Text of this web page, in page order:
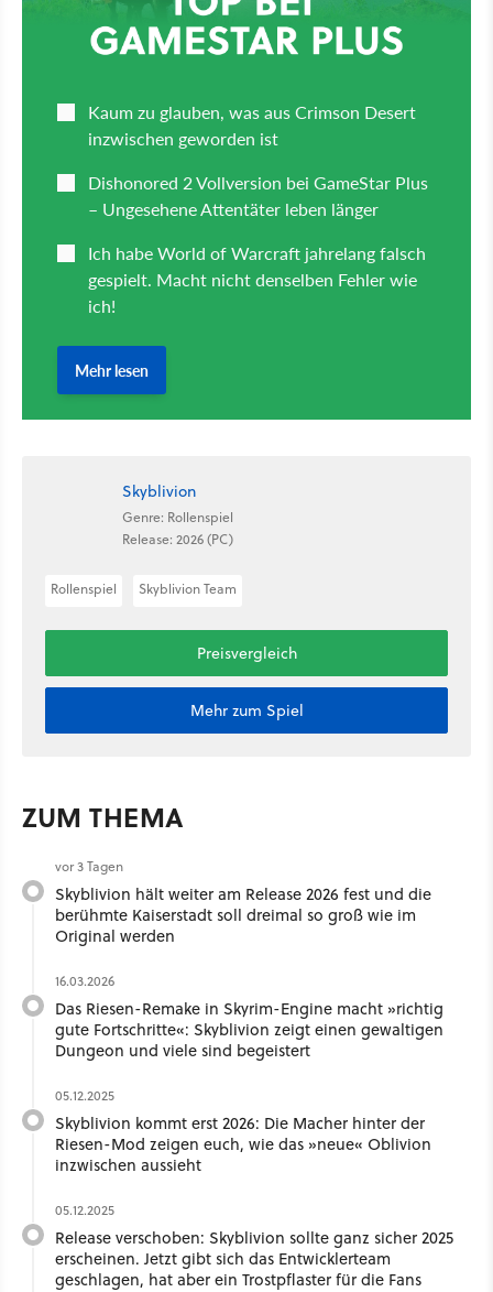
Skyblivion
Genre: Rollenspiel
Release: 2026 (PC)
Rollenspiel Skyblivion Team
Preisvergleich
Mehr zum Spiel
ZUM THEMA
vor 3 Tagen
Skyblivion hält weiter am Release 2026 fest und die
berühmte Kaiserstadt soll dreimal so groß wie im
Original werden
16.03.2026
Das Riesen-Remake in Skyrim-Engine macht »richtig
gute Fortschritte«: Skyblivion zeigt einen gewaltigen
Dungeon und viele sind begeistert
05.12.2025
Skyblivion kommt erst 2026: Die Macher hinter der
Riesen-Mod zeigen euch, wie das »neue« Oblivion
inzwischen aussieht
05.12.2025
Release verschoben: Skyblivion sollte ganz sicher 2025
erscheinen. Jetzt gibt sich das Entwicklerteam
geschlagen, hat aber ein Trostpflaster für die Fans